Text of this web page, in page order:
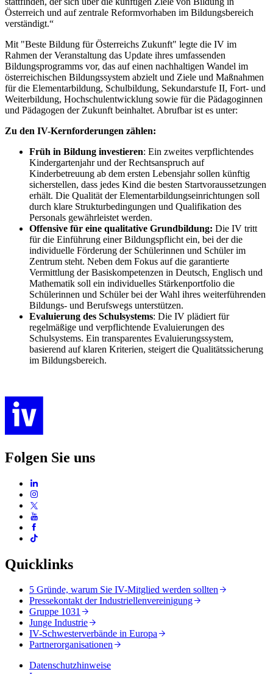
Österreich und auf zentrale Reformvorhaben im Bildungsbereich
verständigt.“
Mit "Beste Bildung für Österreichs Zukunft" legte die IV im
Rahmen der Veranstaltung das Update ihres umfassenden
Bildungsprogramms vor, das auf einen nachhaltigen Wandel im
österreichischen Bildungssystem abzielt und Ziele und Maßnahmen
für die Elementarbildung, Schulbildung, Sekundarstufe II, Fort- und
Weiterbildung, Hochschulentwicklung sowie für die Pädagoginnen
und Pädagogen der Zukunft beinhaltet. Abrufbar ist es unter:
Zu den IV-Kernforderungen zählen:
Früh in Bildung investieren: Ein zweites verpflichtendes
Kindergartenjahr und der Rechtsanspruch auf
Kinderbetreuung ab dem ersten Lebensjahr sollen künftig
sicherstellen, dass jedes Kind die besten Startvoraussetzungen
erhält. Die Qualität der Elementarbildungseinrichtungen soll
durch klare Strukturbedingungen und Qualifikation des
Personals gewährleistet werden.
Offensive für eine qualitative Grundbildung: Die IV tritt
für die Einführung einer Bildungspflicht ein, bei der die
individuelle Förderung der Schülerinnen und Schüler im
Zentrum steht. Neben dem Fokus auf die garantierte
Vermittlung der Basiskompetenzen in Deutsch, Englisch und
Mathematik soll ein individuelles Stärkenportfolio die
Schülerinnen und Schüler bei der Wahl ihres weiterführenden
Bildungs- und Berufswegs unterstützen.
Evaluierung des Schulsystems: Die IV plädiert für
regelmäßige und verpflichtende Evaluierungen des
Schulsystems. Ein transparentes Evaluierungssystem,
basierend auf klaren Kriterien, steigert die Qualitätssicherung
im Bildungsbereich.
Folgen Sie uns
Quicklinks
5 Gründe, warum Sie IV-Mitglied werden sollten
Pressekontakt der Industriellenvereinigung
Gruppe 1031
Junge Industrie
IV-Schwesterverbände in Europa
Partnerorganisationen
Datenschutzhinweise